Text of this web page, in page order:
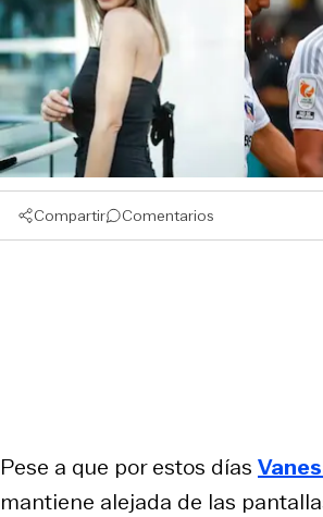
Compartir Comentarios
Pese a que por estos días
mantiene alejada de las